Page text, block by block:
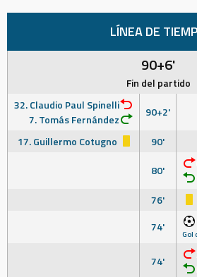
LÍNEA DE
90+6'
Fin del partido
32. Claudio Paul Spinelli
7. Tomás Fernández
90+2'
17. Guillermo Cotugno
90'
80'
76'
74'
Gol
74'